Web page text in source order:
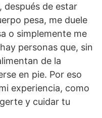
después de estar
pesa, me duele
o simplemente me
personas que, sin
de la
en pie. Por eso
experiencia, como
y cuidar tu